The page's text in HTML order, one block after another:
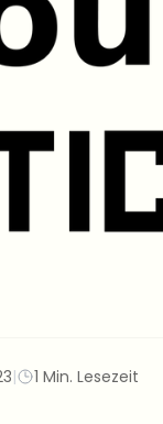
| 1 Min. Lesezeit